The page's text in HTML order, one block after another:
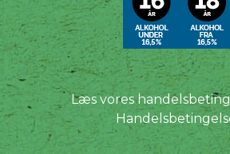
Læs vores